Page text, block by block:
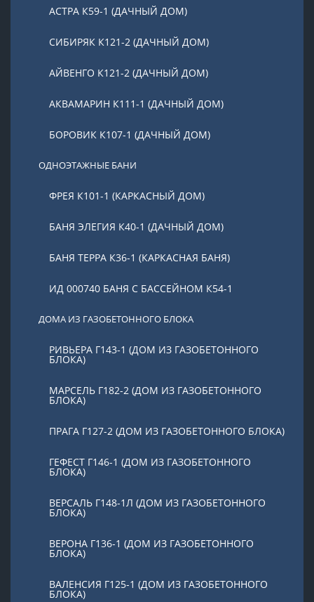
АСТРА К59-1 (ДАЧНЫЙ ДОМ)
СИБИРЯК К121-2 (ДАЧНЫЙ ДОМ)
АЙВЕНГО К121-2 (ДАЧНЫЙ ДОМ)
АКВАМАРИН К111-1 (ДАЧНЫЙ ДОМ)
БОРОВИК К107-1 (ДАЧНЫЙ ДОМ)
ОДНОЭТАЖНЫЕ БАНИ
ФРЕЯ К101-1 (КАРКАСНЫЙ ДОМ)
БАНЯ ЭЛЕГИЯ К40-1 (ДАЧНЫЙ ДОМ)
БАНЯ ТЕРРА К36-1 (КАРКАСНАЯ БАНЯ)
ИД 000740 БАНЯ С БАССЕЙНОМ К54-1
ДОМА ИЗ ГАЗОБЕТОННОГО БЛОКА
РИВЬЕРА Г143-1 (ДОМ ИЗ ГАЗОБЕТОННОГО
БЛОКА)
МАРСЕЛЬ Г182-2 (ДОМ ИЗ ГАЗОБЕТОННОГО
БЛОКА)
ПРАГА Г127-2 (ДОМ ИЗ ГАЗОБЕТОННОГО БЛОКА)
ГЕФЕСТ Г146-1 (ДОМ ИЗ ГАЗОБЕТОННОГО
БЛОКА)
ВЕРСАЛЬ Г148-1Л (ДОМ ИЗ ГАЗОБЕТОННОГО
БЛОКА)
ВЕРОНА Г136-1 (ДОМ ИЗ ГАЗОБЕТОННОГО
БЛОКА)
ВАЛЕНСИЯ Г125-1 (ДОМ ИЗ ГАЗОБЕТОННОГО
БЛОКА)